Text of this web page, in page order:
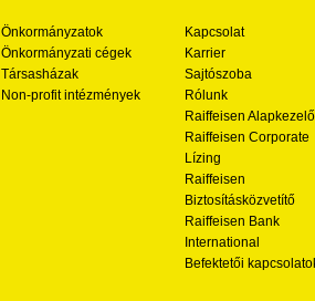
Önkormányzatok
Önkormányzati cégek
Társasházak
Non-profit intézmények
Kapcsolat
Karrier
Sajtószoba
Rólunk
Raiffeisen Alapkezelő
Raiffeisen Corporate
Lízing
Raiffeisen
Biztosításközvetítő
Raiffeisen Bank
International
Befektetői